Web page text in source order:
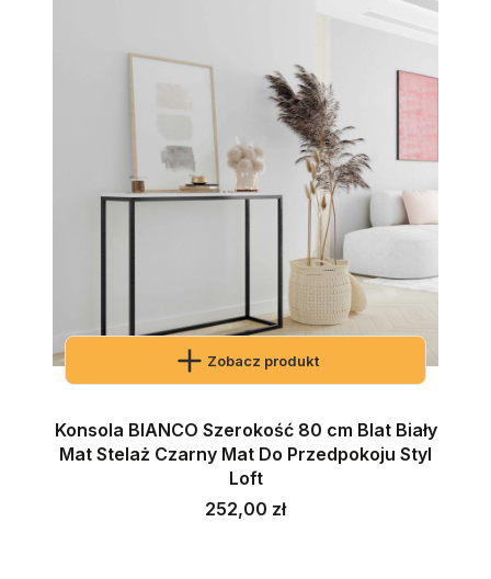
Zobacz produkt
Konsola BIANCO Szerokość 80 cm Blat Biały
Mat Stelaż Czarny Mat Do Przedpokoju Styl
Loft
Cena
252,00 zł